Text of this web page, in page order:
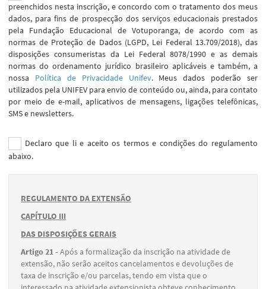
preenchidos nesta inscrição, e concordo com o tratamento dos meus
dados, para fins de prospecção dos serviços educacionais prestados
pela Fundação Educacional de Votuporanga, de acordo com as
normas de Proteção de Dados (LGPD, Lei Federal 13.709/2018), das
disposições consumeristas da Lei Federal 8078/1990 e as demais
normas do ordenamento jurídico brasileiro aplicáveis e também, a
nossa Política de Privacidade Unifev. Meus dados poderão ser
utilizados pela UNIFEV para envio de conteúdo ou, ainda, para contato
por meio de e-mail, aplicativos de mensagens, ligações telefônicas,
SMS e newsletters.
Declaro que li e aceito os termos e condições do regulamento
abaixo.
REGULAMENTO DA EXTENSÃO
CAPÍTULO III
DAS DISPOSIÇÕES GERAIS
Artigo 21 -Após a formalização da inscrição na atividade de
extensão, não serão aceitos cancelamentos e devoluções de
taxa de inscrição e/ou parcelas, tendo em vista que o